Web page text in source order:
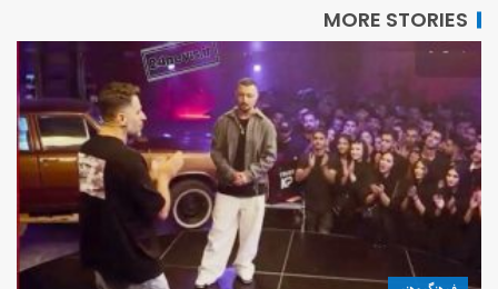
MORE STORIES